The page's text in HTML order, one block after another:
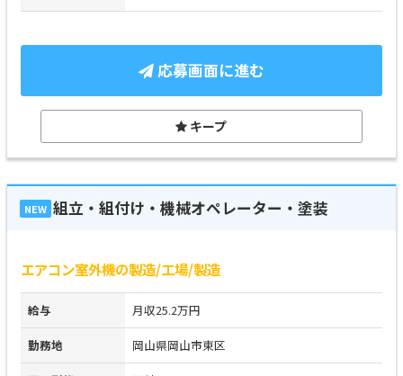
応募画面に進む
キープ
NEW 組立・組付け・機械オペレーター・塗装
エアコン室外機の製造/工場/製造
給与 月収25.2万円
勤務地 岡山県岡山市東区